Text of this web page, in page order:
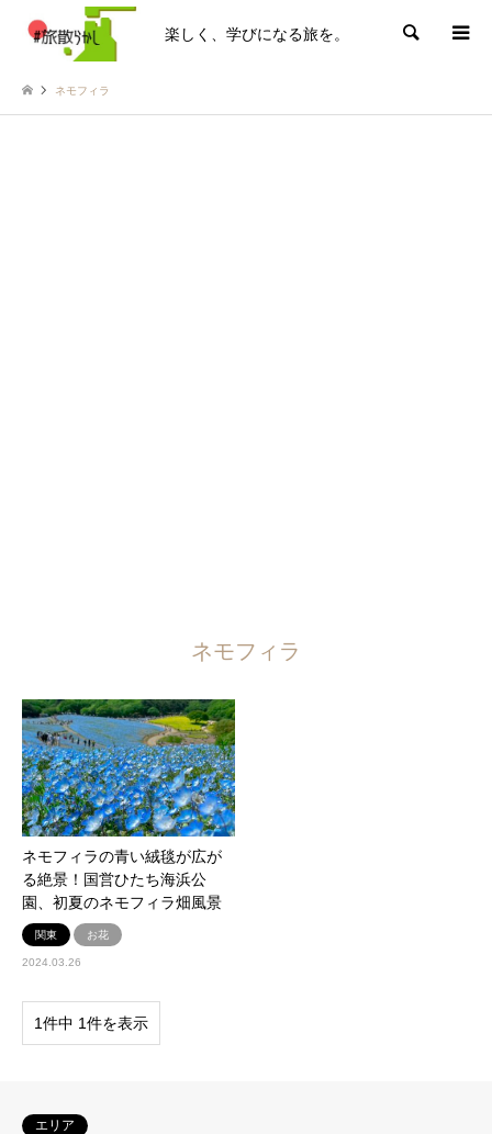
楽しく、学びになる旅を。 検索
ネモフィラ
ネモフィラ
ネモフィラの青い絨毯が広が
る絶景！国営ひたち海浜公
園、初夏のネモフィラ畑風景
関東 お花
2024.03.26
1件中 1件を表示
エリア